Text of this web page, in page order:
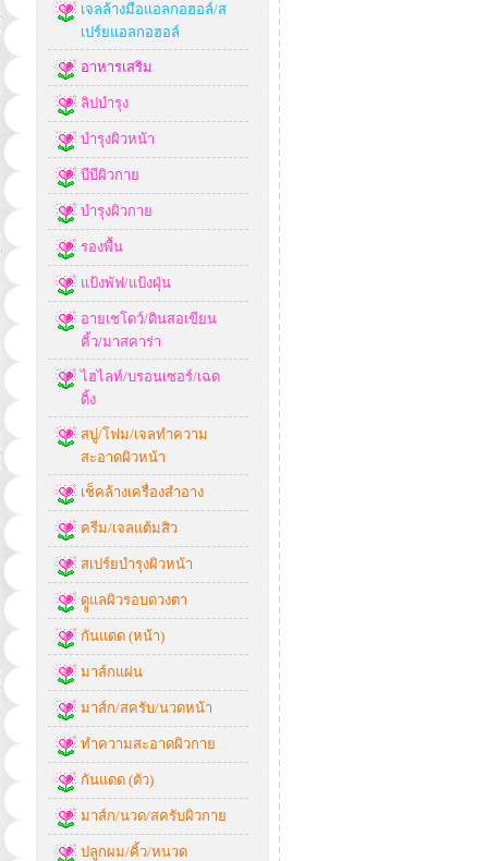
เจลล้างมือแอลกอฮอล์/ส
เปร์ยแอลกอฮอล์
อาหารเสริม
ลิปบำรุง
บำรุงผิวหน้า
บีบีผิวกาย
บำรุงผิวกาย
รองพื้น
แป้งพัฟ/แป้งฝุ่น
อายเชโดว์/ดินสอเขียน
คิ้ว/มาสคาร่า
ไฮไลท์/บรอนเซอร์/เฉด
ดิ้ง
สบู่/โฟม/เจลทำความ
สะอาดผิวหน้า
เช็คล้างเครื่องสำอาง
ครีม/เจลแต้มสิว
สเปร์ยบำรุงผิวหน้า
ดููแลผิวรอบดวงตา
กันแดด (หน้า)
มาส์กแผ่น
มาส์ก/สครับ/นวดหน้า
ทำความสะอาดผิวกาย
กันแดด (ตัว)
มาส์ก/นวด/สครับผิวกาย
ปลูกผม/คิ้ว/หนวด